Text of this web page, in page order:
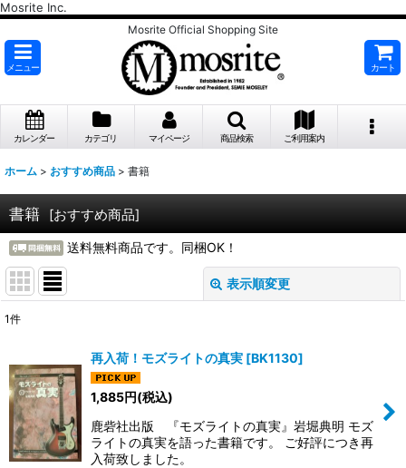
Mosrite Inc.
Mosrite Official Shopping Site
メニュー カート
カレンダー カテゴリ マイページ 商品検索 ご利用案内
ホーム > おすすめ商品 > 書籍
書籍 [おすすめ商品]
送料無料商品です。同梱OK！
表示順変更
並び順:
絞り込む
1件
再入荷！モズライトの真実 [BK1130]
1,885円(税込)
鹿砦社出版 『モズライトの真実』岩堀典明 モズ
ライトの真実を語った書籍です。 ご好評につき再
入荷致しました。